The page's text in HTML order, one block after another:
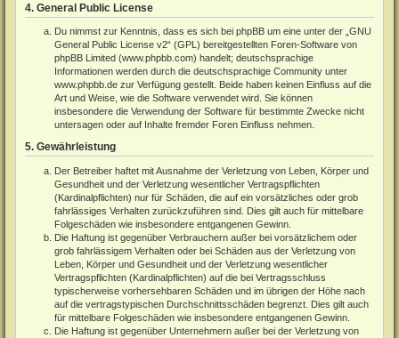
4. General Public License
Du nimmst zur Kenntnis, dass es sich bei phpBB um eine unter der „GNU
General Public License v2“ (GPL) bereitgestellten Foren-Software von
phpBB Limited (www.phpbb.com) handelt; deutschsprachige
Informationen werden durch die deutschsprachige Community unter
www.phpbb.de zur Verfügung gestellt. Beide haben keinen Einfluss auf die
Art und Weise, wie die Software verwendet wird. Sie können
insbesondere die Verwendung der Software für bestimmte Zwecke nicht
untersagen oder auf Inhalte fremder Foren Einfluss nehmen.
5. Gewährleistung
Der Betreiber haftet mit Ausnahme der Verletzung von Leben, Körper und
Gesundheit und der Verletzung wesentlicher Vertragspflichten
(Kardinalpflichten) nur für Schäden, die auf ein vorsätzliches oder grob
fahrlässiges Verhalten zurückzuführen sind. Dies gilt auch für mittelbare
Folgeschäden wie insbesondere entgangenen Gewinn.
Die Haftung ist gegenüber Verbrauchern außer bei vorsätzlichem oder
grob fahrlässigem Verhalten oder bei Schäden aus der Verletzung von
Leben, Körper und Gesundheit und der Verletzung wesentlicher
Vertragspflichten (Kardinalpflichten) auf die bei Vertragsschluss
typischerweise vorhersehbaren Schäden und im übrigen der Höhe nach
auf die vertragstypischen Durchschnittsschäden begrenzt. Dies gilt auch
für mittelbare Folgeschäden wie insbesondere entgangenen Gewinn.
Die Haftung ist gegenüber Unternehmern außer bei der Verletzung von